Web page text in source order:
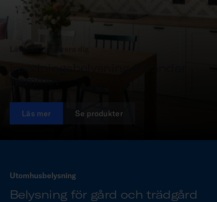
Låt ljuset inspirera dig
Läs mer Se produkter
Utomhusbelysning
Belysning för gård och trädgård